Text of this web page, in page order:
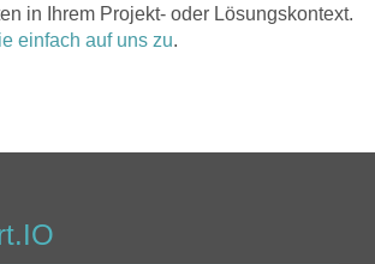
in Ihrem Projekt- oder Lösungskontext.
einfach auf uns zu.